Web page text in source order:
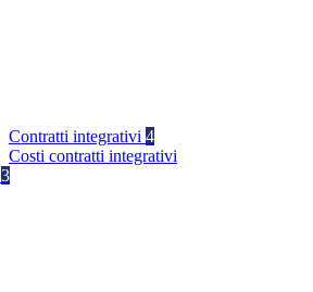
Contratti integrativi 4
Costi contratti integrativi
3